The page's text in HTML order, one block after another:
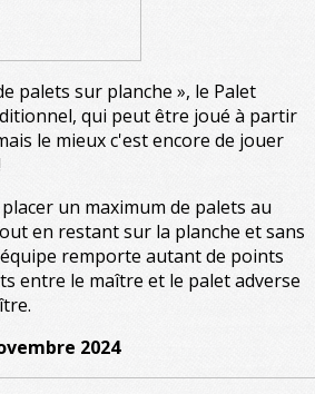
palets sur planche », le Palet
qui peut être joué à partir
le mieux c'est encore de jouer
un maximum de palets au
en restant sur la planche et sans
remporte autant de points
entre le maître et le palet adverse
2024